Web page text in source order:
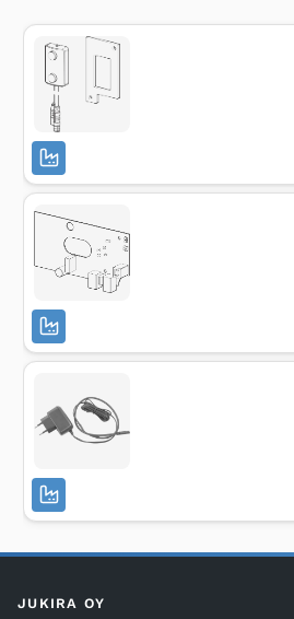
JUKIRA OY